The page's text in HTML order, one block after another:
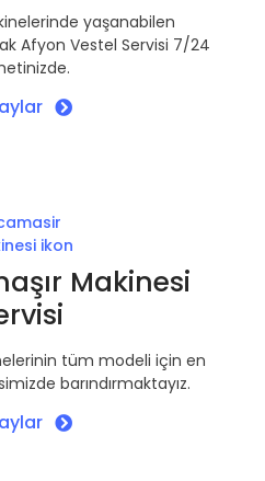
yaşanabilen
Afyon Vestel Servisi 7/24
Makinesi
tüm modeli için en
barındırmaktayız.